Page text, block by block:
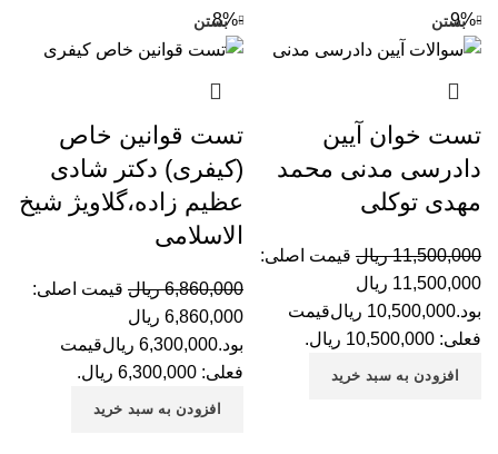
-9% بستن
تست خوان آیین
دادرسی مدنی محمد
مهدی توکلی
11,500,000 ریال قیمت اصلی:
11,500,000 ریال
بود.10,500,000 ریالقیمت
فعلی: 10,500,000 ریال.
افزودن به سبد خرید
-8% بستن
تست قوانین خاص
(کیفری) دکتر شادی
عظیم زاده،گلاویژ شیخ
الاسلامی
6,860,000 ریال قیمت اصلی:
6,860,000 ریال
بود.6,300,000 ریالقیمت
فعلی: 6,300,000 ریال.
افزودن به سبد خرید